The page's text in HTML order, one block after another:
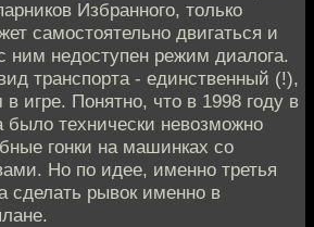
Избранного, только
самостоятельно двигаться и
ним недоступен режим диалога.
транспорта - единственный (!),
игре. Понятно, что в 1998 году в
было технически невозможно
гонки на машинках со
Но по идее, именно третья
сделать рывок именно в